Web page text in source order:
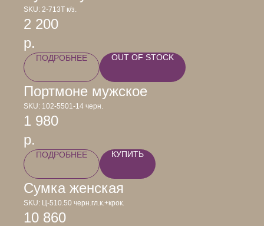
SKU: 2-713Т к/з.
2 200
р.
ПОДРОБНЕЕ OUT OF STOCK
Портмоне мужское
SKU: 102-5501-14 черн.
1 980
р.
ПОДРОБНЕЕ КУПИТЬ
Сумка женская
SKU: Ц-510.50 черн.гл.к.+крок.
10 860